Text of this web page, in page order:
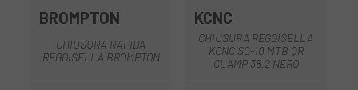
BROMPTON
CHIUSURA RAPIDA
REGGISELLA BROMPTON
KCNC
CHIUSURA REGGISELLA
KCNC SC-10 MTB QR
CLAMP 38.2 NERO